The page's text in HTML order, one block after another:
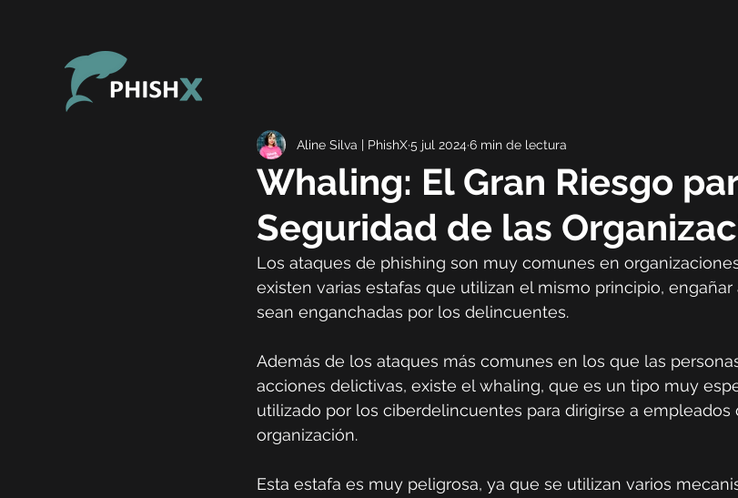
Whaling: El Gran Riesgo
Seguridad de las
Aline Silva | PhishX5 jul 2024 6 min de lectura
Los ataques de phishing son muy comunes en
existen varias estafas que utilizan el mismo principio, engañar
sean enganchadas por los delincuentes.
Además de los ataques más comunes en los que las
acciones delictivas, existe el whaling, que es un tipo muy
utilizado por los ciberdelincuentes para dirigirse a empleados
organización.
Esta estafa es muy peligrosa, ya que se utilizan varios